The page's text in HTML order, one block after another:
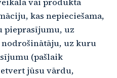
kas nepieciešama,
pieprasījumu, uz
nodrošinātāju, uz kuru
(pašlaik
jūsu vārdu,